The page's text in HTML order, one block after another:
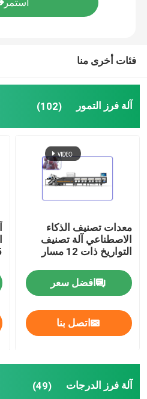
جولة في المعمل
مراقبة الجودة
اتصل بنا
أخبار
آلة فرز الفاكهة
فئات أخرى منا
آلة فرز التمور (102)
معدات تصنيف الذكاء
الاصطناعي آلة تصنيف
التواريخ ذات 12 مسار
افضل سعر
اتصل بنا
آلة فرز الدرجات (49)